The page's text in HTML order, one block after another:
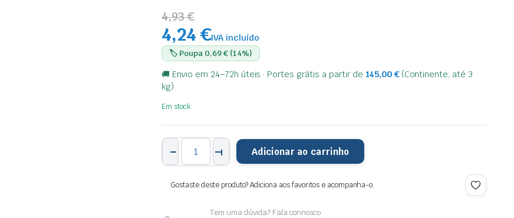
4,93 €
4,24 €IVA incluído
🏷️ Poupa 0,69 € (14%)
🚚 Envio em 24–72h úteis · Portes grátis a partir de 145,00€(Continente, até 3
kg)
Em stock
Pastilha
valvula
motor
Adicionar ao carrinho
Gostaste deste produto? Adiciona aos favoritos e acompanha-o.
Tem uma dúvida? Fala connosco